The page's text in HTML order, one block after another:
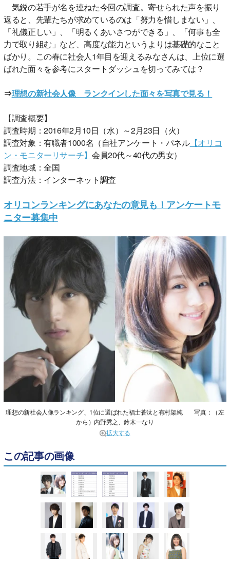
気鋭の若手が名を連ねた今回の調査。寄せられた声を振り
返ると、先輩たちが求めているのは「努力を惜しまない」、
「礼儀正しい」、「明るくあいさつができる」、「何事も全
力で取り組む」など、高度な能力というよりは基礎的なこと
ばかり。この春に社会人1年目を迎えるみなさんは、上位に選
ばれた面々を参考にスタートダッシュを切ってみては？
⇒理想の新社会人像 ランクインした面々を写真で見る！
【調査概要】
調査時期：2016年2月10日（水）～2月23日（火）
調査対象：有職者1000名（自社アンケート・パネル【オリコ
ン・モニターリサーチ】 会員20代～40代の男女）
調査地域：全国
調査方法：インターネット調査
オリコンランキングにあなたの意見も！アンケートモ
ニター募集中
理想の新社会人像ランキング、1位に選ばれた福士蒼汰と有村架純 写真：（左
から）内野秀之、鈴木一なり
拡大する
この記事の画像